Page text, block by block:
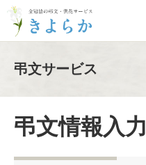
弔文サービス
弔文情報入力